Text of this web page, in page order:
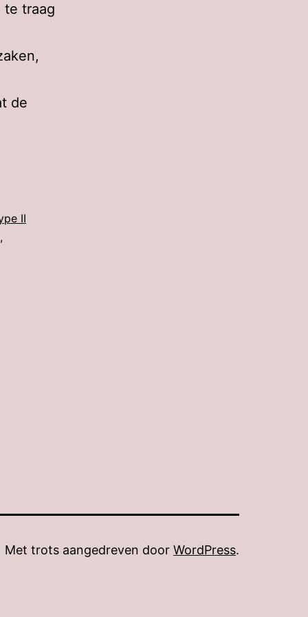
te traag
de
II
,
Met trots aangedreven door WordPress.